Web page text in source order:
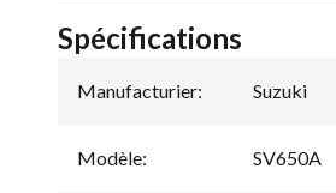
Spécifications
Manufacturier: Suzuki
Modèle: SV650A